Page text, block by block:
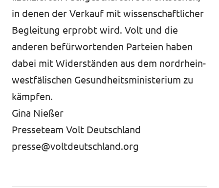
in denen der Verkauf mit wissenschaftlicher
Begleitung erprobt wird. Volt und die
anderen befürwortenden Parteien haben
dabei mit Widerständen aus dem nordrhein-
westfälischen Gesundheitsministerium zu
kämpfen.
Gina Nießer
Presseteam Volt Deutschland
presse@voltdeutschland.org